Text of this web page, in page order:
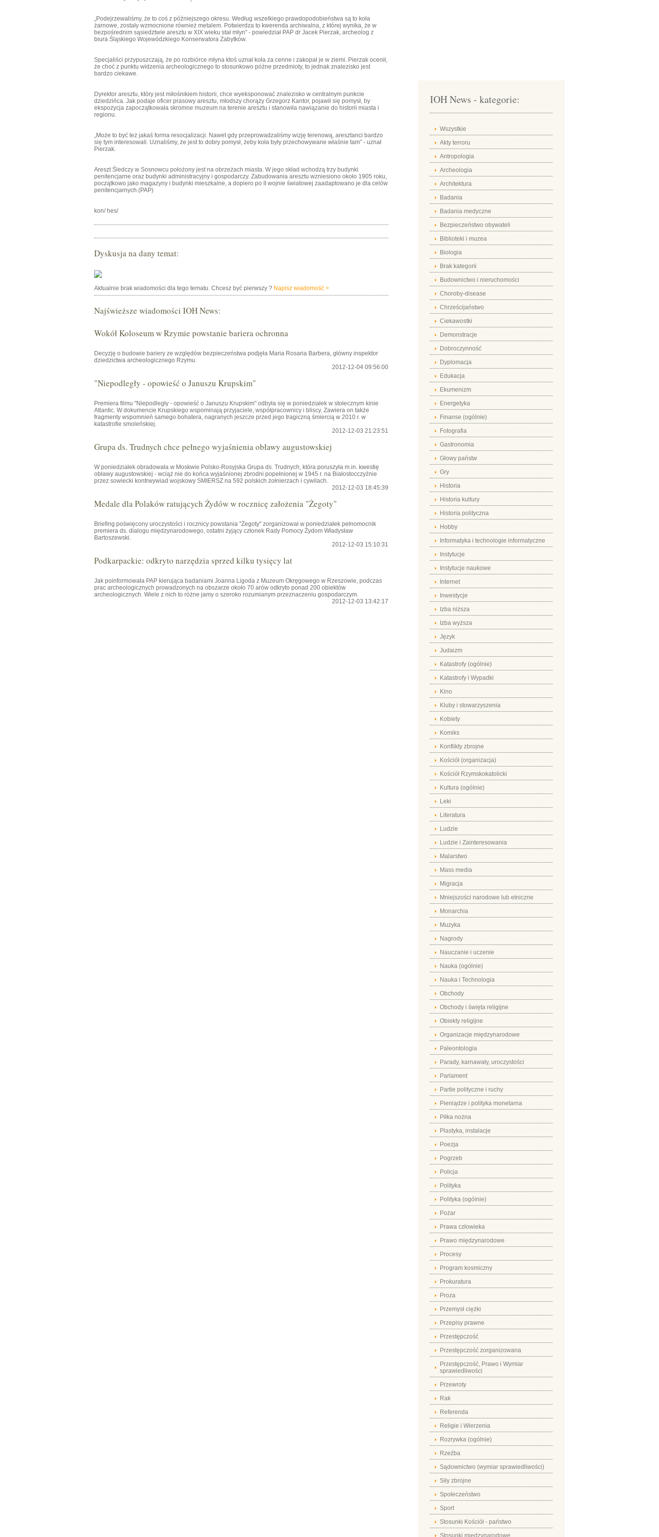
„Podejrzewaliśmy, że to coś z późniejszego okresu. Według wszelkiego prawdopodobieństwa są to koła
żarnowe, zostały wzmocnione również metalem. Potwierdza to kwerenda archiwalna, z której wynika, że w
bezpośrednim sąsiedztwie aresztu w XIX wieku stał młyn” - powiedział PAP dr Jacek Pierzak, archeolog z
biura Śląskiego Wojewódzkiego Konserwatora Zabytków.
Specjaliści przypuszczają, że po rozbiórce młyna ktoś uznał koła za cenne i zakopał je w ziemi. Pierzak ocenił,
że choć z punktu widzenia archeologicznego to stosunkowo późne przedmioty, to jednak znalezisko jest
bardzo ciekawe.
Dyrektor aresztu, który jest miłośnikiem historii, chce wyeksponować znalezisko w centralnym punkcie
dziedzińca. Jak podaje oficer prasowy aresztu, młodszy chorąży Grzegorz Kantor, pojawił się pomysł, by
ekspozycja zapoczątkowała skromne muzeum na terenie aresztu i stanowiła nawiązanie do historii miasta i
regionu.
„Może to być też jakaś forma resocjalizacji. Nawet gdy przeprowadzaliśmy wizję terenową, aresztanci bardzo
się tym interesowali. Uznaliśmy, że jest to dobry pomysł, żeby koła były przechowywane właśnie tam” - uznał
Pierzak.
Areszt Śledczy w Sosnowcu położony jest na obrzeżach miasta. W jego skład wchodzą trzy budynki
penitencjarne oraz budynki administracyjny i gospodarczy. Zabudowania aresztu wzniesiono około 1905 roku,
początkowo jako magazyny i budynki mieszkalne, a dopiero po II wojnie światowej zaadaptowano je dla celów
penitencjarnych.(PAP)
kon/ hes/
Dyskusja na dany temat:
Aktualnie brak wiadomości dla tego tematu. Chcesz być pierwszy ? Napisz wiadomość >
Najświeższe wiadomości IOH News:
Wokół Koloseum w Rzymie powstanie bariera ochronna
Decyzję o budowie bariery ze względów bezpieczeństwa podjęła Maria Rosaria Barbera, główny inspektor
dziedzictwa archeologicznego Rzymu.
2012-12-04 09:56:00
"Niepodległy - opowieść o Januszu Krupskim"
Premiera filmu "Niepodległy - opowieść o Januszu Krupskim" odbyła się w poniedziałek w stołecznym kinie
Atlantic. W dokumencie Krupskiego wspominają przyjaciele, współpracownicy i bliscy. Zawiera on także
fragmenty wspomnień samego bohatera, nagranych jeszcze przed jego tragiczną śmiercią w 2010 r. w
katastrofie smoleńskiej.
2012-12-03 21:23:51
Grupa ds. Trudnych chce pełnego wyjaśnienia obławy augustowskiej
W poniedziałek obradowała w Moskwie Polsko-Rosyjska Grupa ds. Trudnych, która poruszyła m.in. kwestię
obławy augustowskiej - wciąż nie do końca wyjaśnionej zbrodni popełnionej w 1945 r. na Białostocczyźnie
przez sowiecki kontrwywiad wojskowy SMIERSZ na 592 polskich żołnierzach i cywilach.
2012-12-03 18:45:39
Medale dla Polaków ratujących Żydów w rocznicę założenia "Żegoty"
Briefing poświęcony uroczystości i rocznicy powstania "Żegoty" zorganizował w poniedziałek pełnomocnik
premiera ds. dialogu międzynarodowego, ostatni żyjący członek Rady Pomocy Żydom Władysław
Bartoszewski.
2012-12-03 15:10:31
Podkarpackie: odkryto narzędzia sprzed kilku tysięcy lat
Jak poinformowała PAP kierująca badaniami Joanna Ligoda z Muzeum Okręgowego w Rzeszowie, podczas
prac archeologicznych prowadzonych na obszarze około 70 arów odkryto ponad 200 obiektów
archeologicznych. Wiele z nich to różne jamy o szeroko rozumianym przeznaczeniu gospodarczym.
2012-12-03 13:42:17
IOH News - kategorie:
Wszystkie
Akty terroru
Antropologia
Archeologia
Architektura
Badania
Badania medyczne
Bezpieczeństwo obywateli
Biblioteki i muzea
Biologia
Brak kategorii
Budownictwo i nieruchomości
Choroby-disease
Chrześcijaństwo
Ciekawostki
Demonstracje
Dobroczynność
Dyplomacja
Edukacja
Ekumenizm
Energetyka
Finanse (ogólnie)
Fotografia
Gastronomia
Głowy państw
Gry
Historia
Historia kultury
Historia polityczna
Hobby
Informatyka i technologie informatyczne
Instytucje
Instytucje naukowe
Internet
Inwestycje
Izba niższa
Izba wyższa
Język
Judaizm
Katastrofy (ogólnie)
Katastrofy i Wypadki
Kino
Kluby i stowarzyszenia
Kobiety
Komiks
Konflikty zbrojne
Kościół (organizacja)
Kościół Rzymskokatolicki
Kultura (ogólnie)
Leki
Literatura
Ludzie
Ludzie i Zainteresowania
Malarstwo
Mass media
Migracja
Mniejszości narodowe lub etniczne
Monarchia
Muzyka
Nagrody
Nauczanie i uczenie
Nauka (ogólnie)
Nauka i Technologia
Obchody
Obchody i święta religijne
Obiekty religijne
Organizacje międzynarodowe
Paleontologia
Parady, karnawały, uroczystości
Parlament
Partie polityczne i ruchy
Pieniądze i polityka monetarna
Piłka nożna
Plastyka, instalacje
Poezja
Pogrzeb
Policja
Polityka
Polityka (ogólnie)
Pożar
Prawa człowieka
Prawo międzynarodowe
Procesy
Program kosmiczny
Prokuratura
Proza
Przemysł ciężki
Przepisy prawne
Przestępczość
Przestępczość zorganizowana
Przestępczość, Prawo i Wymiar
sprawiedliwości
Przewroty
Rak
Referenda
Religie i Wierzenia
Rozrywka (ogólnie)
Rzeźba
Sądownictwo (wymiar sprawiedliwości)
Siły zbrojne
Społeczeństwo
Sport
Stosunki Kościół - państwo
Stosunki międzynarodowe